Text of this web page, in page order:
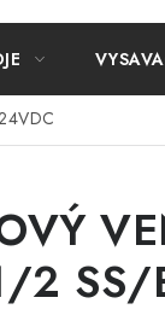
SS/